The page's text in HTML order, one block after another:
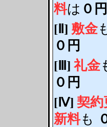
料は ０円
[Ⅱ] 敷金
０円
[Ⅲ] 礼金
０円
[Ⅳ] 契約
新料も